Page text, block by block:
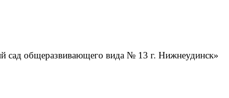
сад общеразвивающего вида № 13 г. Нижнеудинск»